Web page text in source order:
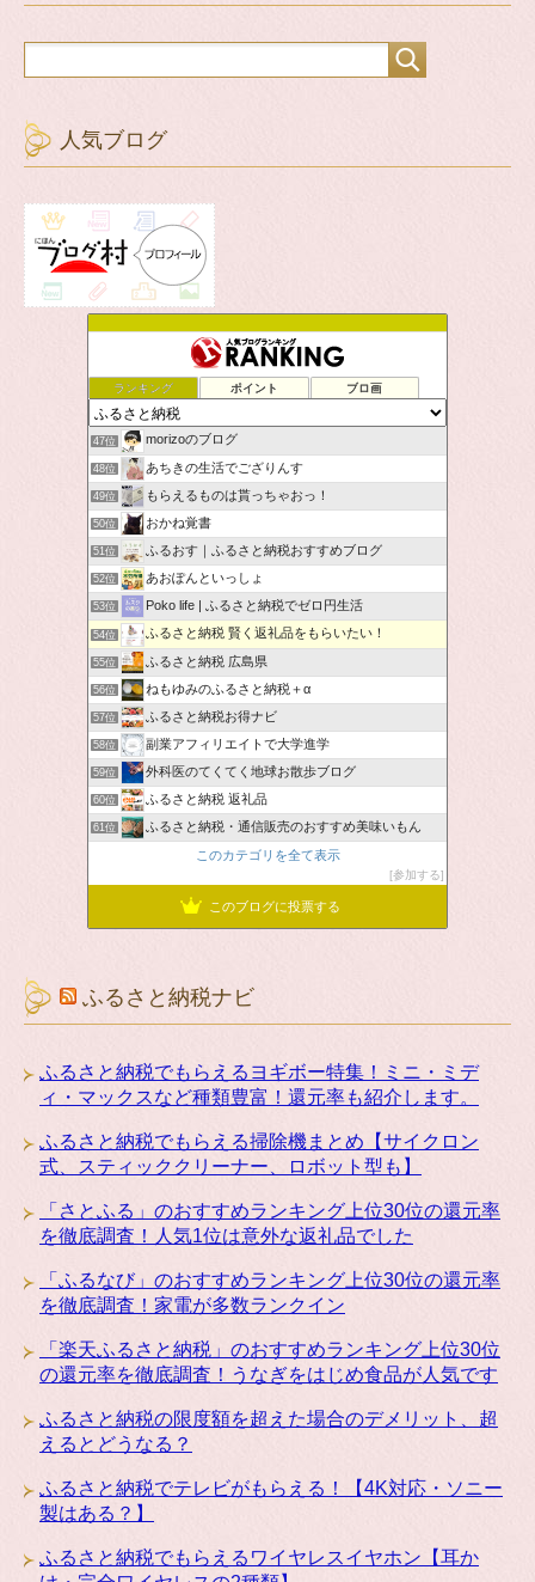
人気ブログ
ランキング ポイント ブロ画
47位 morizoのブログ
48位 あちきの生活でござりんす
49位 もらえるものは貰っちゃおっ！
50位 おかね覚書
51位 ふるおす｜ふるさと納税おすすめブログ
52位 あおぽんといっしょ
53位 Poko life | ふるさと納税でゼロ円生活
54位 ふるさと納税 賢く返礼品をもらいたい！
55位 ふるさと納税 広島県
56位 ねもゆみのふるさと納税＋α
57位 ふるさと納税お得ナビ
58位 副業アフィリエイトで大学進学
59位 外科医のてくてく地球お散歩ブログ
60位 ふるさと納税 返礼品
61位
ふるさと納税・通信販売のおすすめ美味いもん
このカテゴリを全て表示
参加する
このブログに投票する
ふるさと納税ナビ
ふるさと納税でもらえるヨギボー特集！ミニ・ミデ
ィ・マックスなど種類豊富！還元率も紹介します。
ふるさと納税でもらえる掃除機まとめ【サイクロン
式、スティッククリーナー、ロボット型も】
「さとふる」のおすすめランキング上位30位の還元率
を徹底調査！人気1位は意外な返礼品でした
「ふるなび」のおすすめランキング上位30位の還元率
を徹底調査！家電が多数ランクイン
「楽天ふるさと納税」のおすすめランキング上位30位
の還元率を徹底調査！うなぎをはじめ食品が人気です
ふるさと納税の限度額を超えた場合のデメリット、超
えるとどうなる？
ふるさと納税でテレビがもらえる！【4K対応・ソニー
製はある？】
ふるさと納税でもらえるワイヤレスイヤホン【耳か